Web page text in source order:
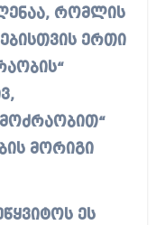
რომლის
ერთი
მორიგი
ეს